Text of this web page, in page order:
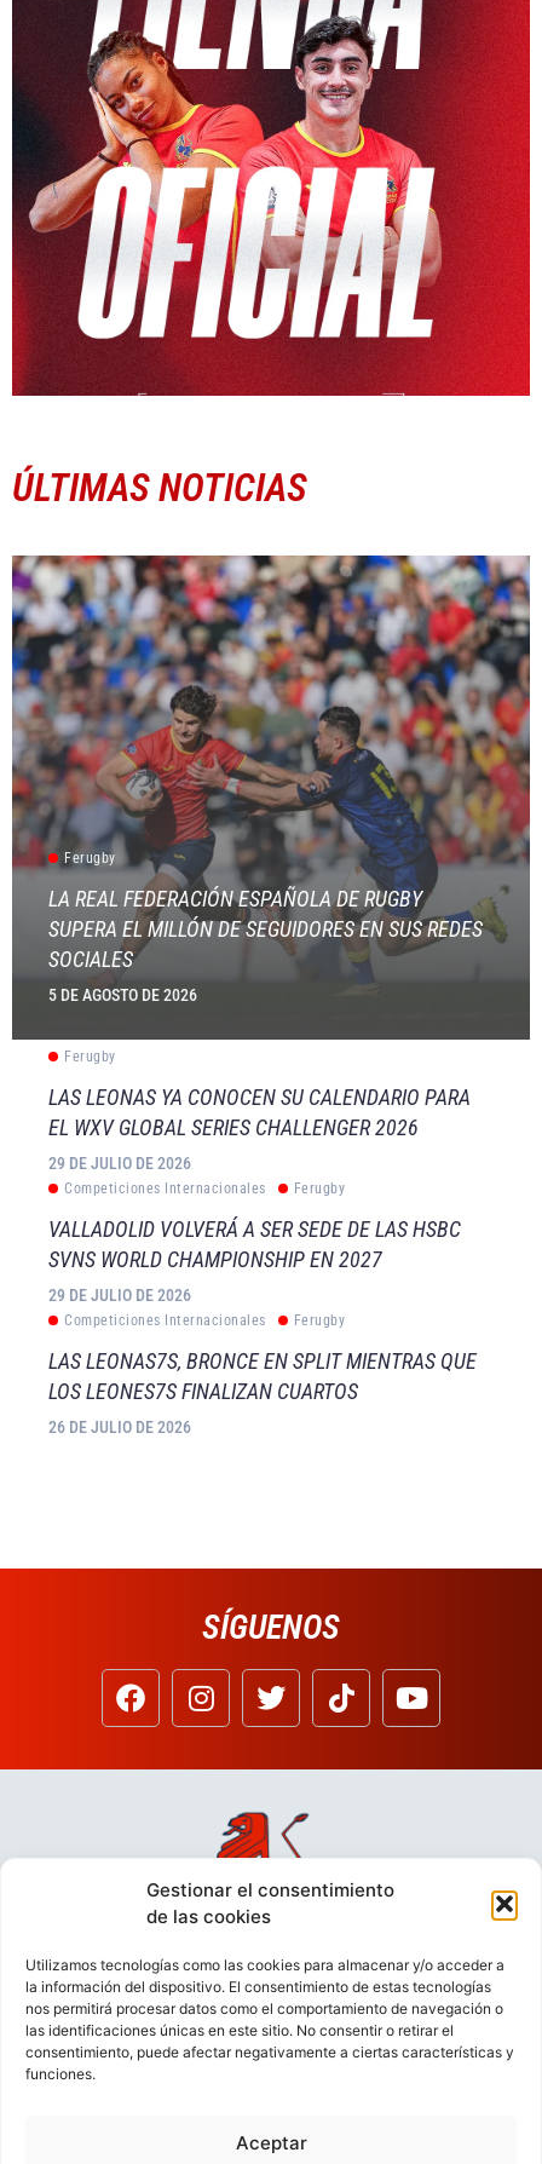
Gestionar el consentimiento
de las cookies
Utilizamos tecnologías como las cookies para almacenar y/o acceder a
la información del dispositivo. El consentimiento de estas tecnologías
nos permitirá procesar datos como el comportamiento de navegación o
las identificaciones únicas en este sitio. No consentir o retirar el
consentimiento, puede afectar negativamente a ciertas características y
funciones.
Aceptar
ÚLTIMAS NOTICIAS
Ferugby
LA REAL FEDERACIÓN ESPAÑOLA DE RUGBY
SUPERA EL MILLÓN DE SEGUIDORES EN SUS REDES
SOCIALES
5 DE AGOSTO DE 2026
Ferugby
LAS LEONAS YA CONOCEN SU CALENDARIO PARA
EL WXV GLOBAL SERIES CHALLENGER 2026
29 DE JULIO DE 2026
Competiciones Internacionales Ferugby
VALLADOLID VOLVERÁ A SER SEDE DE LAS HSBC
SVNS WORLD CHAMPIONSHIP EN 2027
29 DE JULIO DE 2026
Competiciones Internacionales Ferugby
LAS LEONAS7S, BRONCE EN SPLIT MIENTRAS QUE
LOS LEONES7S FINALIZAN CUARTOS
26 DE JULIO DE 2026
SÍGUENOS